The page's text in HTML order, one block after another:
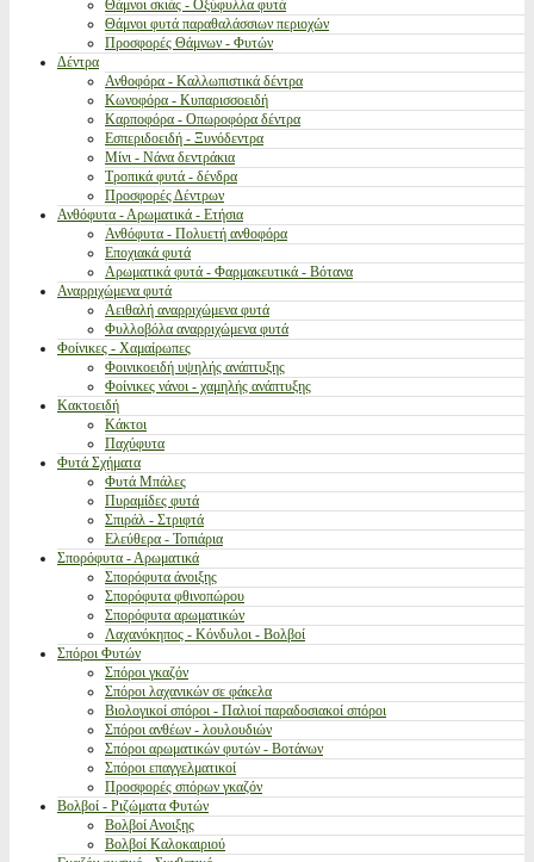
Θάμνοι σκιάς - Οξύφυλλα φυτά
Θάμνοι φυτά παραθαλάσσιων περιοχών
Προσφορές Θάμνων - Φυτών
Δέντρα
Ανθοφόρα - Καλλωπιστικά δέντρα
Κωνοφόρα - Κυπαρισσοειδή
Καρποφόρα - Οπωροφόρα δέντρα
Εσπεριδοειδή - Ξυνόδεντρα
Μίνι - Νάνα δεντράκια
Τροπικά φυτά - δένδρα
Προσφορές Δέντρων
Ανθόφυτα - Αρωματικά - Ετήσια
Ανθόφυτα - Πολυετή ανθοφόρα
Εποχιακά φυτά
Αρωματικά φυτά - Φαρμακευτικά - Βότανα
Αναρριχώμενα φυτά
Αειθαλή αναρριχώμενα φυτά
Φυλλοβόλα αναρριχώμενα φυτά
Φοίνικες - Χαμαίρωπες
Φοινικοειδή υψηλής ανάπτυξης
Φοίνικες νάνοι - χαμηλής ανάπτυξης
Κακτοειδή
Κάκτοι
Παχύφυτα
Φυτά Σχήματα
Φυτά Μπάλες
Πυραμίδες φυτά
Σπιράλ - Στριφτά
Ελεύθερα - Τοπιάρια
Σπορόφυτα - Αρωματικά
Σπορόφυτα άνοιξης
Σπορόφυτα φθινοπώρου
Σπορόφυτα αρωματικών
Λαχανόκηπος - Κόνδυλοι - Βολβοί
Σπόροι Φυτών
Σπόροι γκαζόν
Σπόροι λαχανικών σε φάκελα
Βιολογικοί σπόροι - Παλιοί παραδοσιακοί σπόροι
Σπόροι ανθέων - λουλουδιών
Σπόροι αρωματικών φυτών - Βοτάνων
Σπόροι επαγγελματικοί
Προσφορές σπόρων γκαζόν
Βολβοί - Ριζώματα Φυτών
Βολβοί Ανοιξης
Βολβοί Καλοκαιριού